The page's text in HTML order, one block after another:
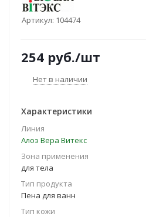
Артикул: 104474
254 руб./шт
Нет в наличии
Характеристики
Линия
Алоэ Вера Витекс
Зона применения
для тела
Тип продукта
Пена для ванн
Тип кожи